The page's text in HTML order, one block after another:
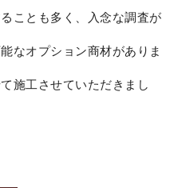
ことも多く、入念な調査が
なオプション商材がありま
施工させていただきまし